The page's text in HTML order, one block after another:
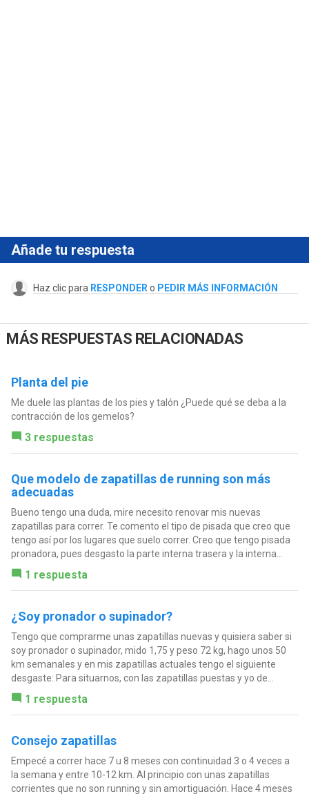
Añade tu respuesta
Haz clic para RESPONDER o PEDIR MÁS INFORMACIÓN
MÁS RESPUESTAS RELACIONADAS
Planta del pie
Me duele las plantas de los pies y talón ¿Puede qué se deba a la
contracción de los gemelos?
3 respuestas
Que modelo de zapatillas de running son más
adecuadas
Bueno tengo una duda, mire necesito renovar mis nuevas
zapatillas para correr. Te comento el tipo de pisada que creo que
tengo así por los lugares que suelo correr. Creo que tengo pisada
pronadora, pues desgasto la parte interna trasera y la interna...
1 respuesta
¿Soy pronador o supinador?
Tengo que comprarme unas zapatillas nuevas y quisiera saber si
soy pronador o supinador, mido 1,75 y peso 72 kg, hago unos 50
km semanales y en mis zapatillas actuales tengo el siguiente
desgaste: Para situarnos, con las zapatillas puestas y yo de...
1 respuesta
Consejo zapatillas
Empecé a correr hace 7 u 8 meses con continuidad 3 o 4 veces a
la semana y entre 10-12 km. Al principio con unas zapatillas
corrientes que no son running y sin amortiguación. Hace 4 meses